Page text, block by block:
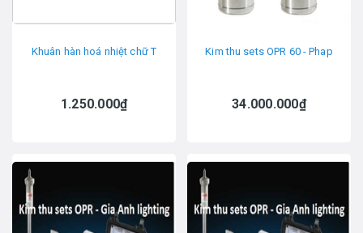
Khuân hàn hoá nhiệt chữ T
1.250.000₫
Kim thu sets OPR 60 - Phap
34.000.000₫